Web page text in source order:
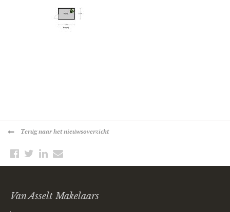
Terugnaar het nieuwsoverzicht
Van Asselt Makelaars